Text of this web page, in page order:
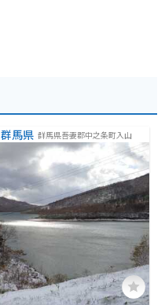
群馬県 群馬県吾妻郡中之条町入山